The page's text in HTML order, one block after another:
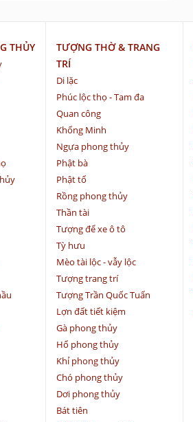
THỦY
TƯỢNG THỜ & TRANG
TRÍ
Di lặc
Phúc lộc thọ - Tam đa
Quan công
Khổng Minh
Ngựa phong thủy
Phật bà
Phật tổ
Rồng phong thủy
Thần tài
Tượng để xe ô tô
Tỳ hưu
Mèo tài lộc - vẫy lộc
Tượng trang trí
Tượng Trần Quốc Tuấn
Lợn đất tiết kiệm
Gà phong thủy
Hổ phong thủy
Khỉ phong thủy
Chó phong thủy
Dơi phong thủy
Bát tiên